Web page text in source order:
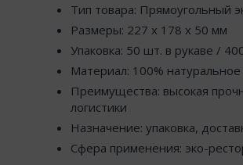
Тип товара: Прямоугольный
Размеры: 227 x 178 x 50 мм
Упаковка: 50 шт. в рукаве /
Материал: 100%
Преимущества: высокая
логистики
Назначение: упаковка,
Сфера применения: эко-